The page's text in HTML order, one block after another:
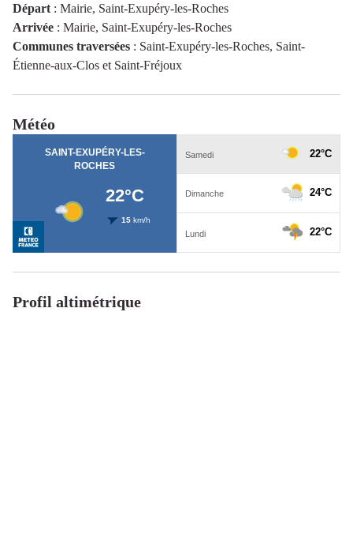
Départ : Mairie, Saint-Exupéry-les-Roches
Arrivée : Mairie, Saint-Exupéry-les-Roches
Communes traversées : Saint-Exupéry-les-Roches, Saint-
Étienne-aux-Clos et Saint-Fréjoux
Météo
Profil altimétrique